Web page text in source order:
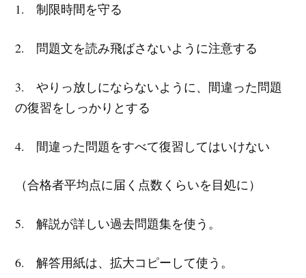
1. 制限時間を守る
2. 問題文を読み飛ばさないように注意する
3. やりっ放しにならないように、間違った問題
の復習をしっかりとする
4. 間違った問題をすべて復習してはいけない
（合格者平均点に届く点数くらいを目処に）
5. 解説が詳しい過去問題集を使う。
6. 解答用紙は、拡大コピーして使う。